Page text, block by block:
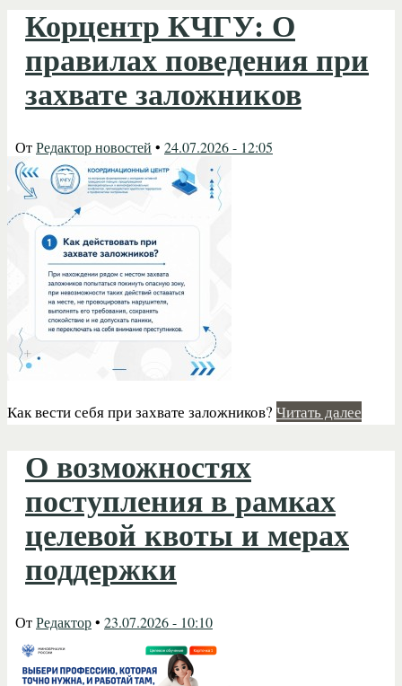
Корцентр КЧГУ: О
правилах поведения при
захвате заложников
ОтРедактор новостей • 24.07.2026 - 12:05
Как вести себя при захвате заложников? Читать далее
О возможностях
поступления в рамках
целевой квоты и мерах
поддержки
ОтРедактор• 23.07.2026 - 10:10